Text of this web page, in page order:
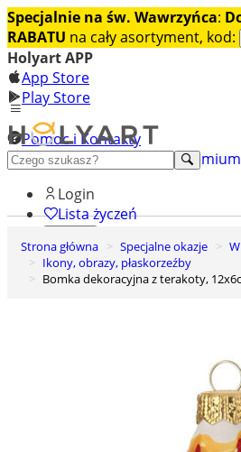
Specjalnie na św. Wawrzyńca:
RABATU na cały asortyment, kod:
Holyart APP
App Store
Play Store
Pomoc i Kontakty
+48 222 922 860
Odkryj premium
Login
Lista życzeń
0
Koszyk
Strona główna Specjalne okazje
Ikony, obrazy, płaskorzeźby
Bomka dekoracyjna z terakoty,